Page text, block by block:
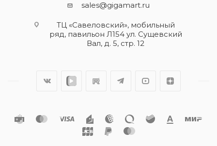
sales@gigamart.ru
ТЦ «Савеловский», мобильный
ряд, павильон Л154 ул. Сущевский
Вал, д. 5, стр. 12